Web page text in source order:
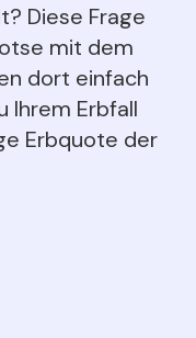
Diese Frage
mit dem
dort einfach
Ihrem Erbfall
Erbquote der